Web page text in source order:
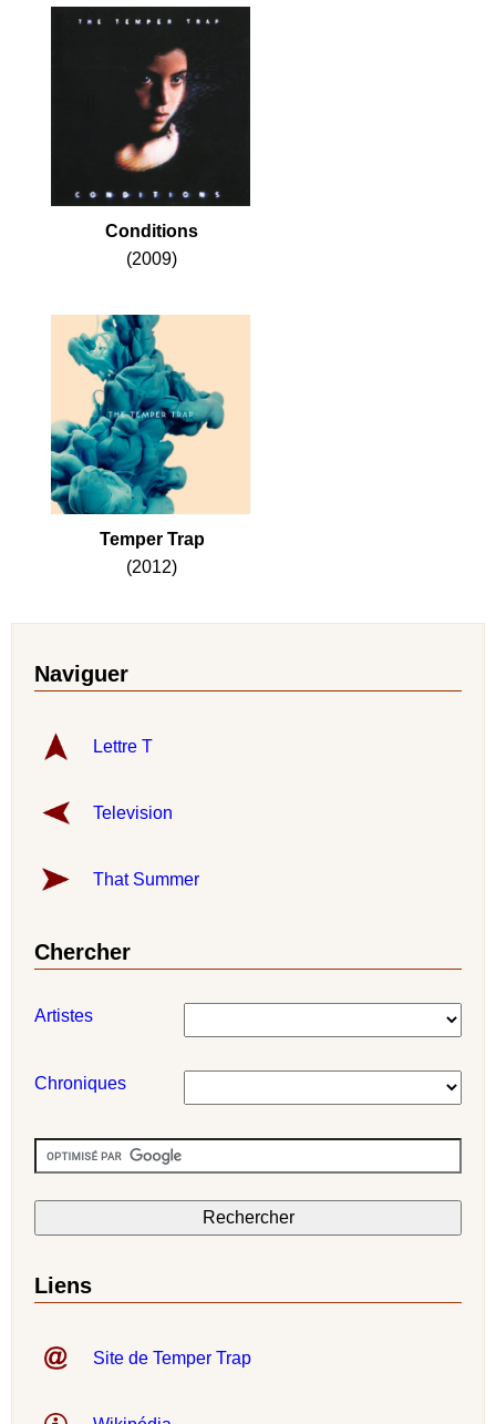
Conditions
(2009)
Temper Trap
(2012)
Naviguer
Lettre T
Television
That Summer
Chercher
Artistes
Chroniques
Liens
Site de Temper Trap